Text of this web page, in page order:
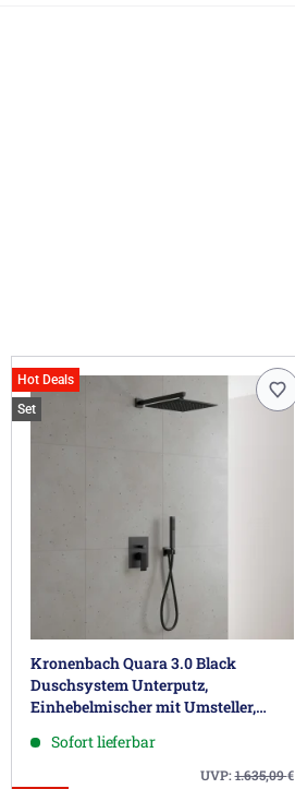
Hot Deals
Set
Kronenbach Quara 3.0 Black
Duschsystem Unterputz,
Einhebelmischer mit Umsteller,
Sofort lieferbar
UVP:1.635,09€